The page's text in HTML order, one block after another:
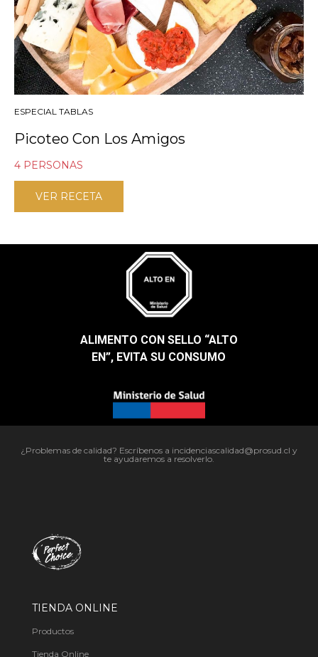
ESPECIAL TABLAS
Picoteo Con Los Amigos
4 PERSONAS
VER RECETA
ALIMENTO CON SELLO “ALTO
EN”, EVITA SU CONSUMO​
¿Problemas de calidad? Escríbenos a incidenciascalidad@prosud.cl y
te ayudaremos a resolverlo.
TIENDA ONLINE
Productos
Tienda Online